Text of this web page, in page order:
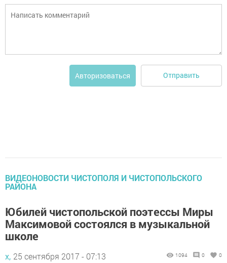
Авторизоваться Отправить
ВИДЕОНОВОСТИ ЧИСТОПОЛЯ И ЧИСТОПОЛЬСКОГО
РАЙОНА
Юбилей чистопольской поэтессы Миры
Максимовой состоялся в музыкальной
школе
х, 25 сентября 2017 - 07:13 1094 0 0